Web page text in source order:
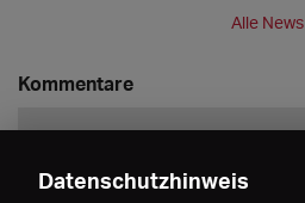
Alle News
Kommentare
Datenschutzhinweis